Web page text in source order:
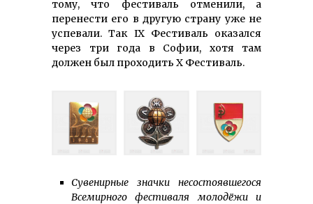
тому, что фестиваль отменили, а
перенести его в другую страну уже не
успевали. Так IX Фестиваль оказался
через три года в Софии, хотя там
должен был проходить Х Фестиваль.
Сувенирные значки несостоявшегося
Всемирного фестиваля молодёжи и